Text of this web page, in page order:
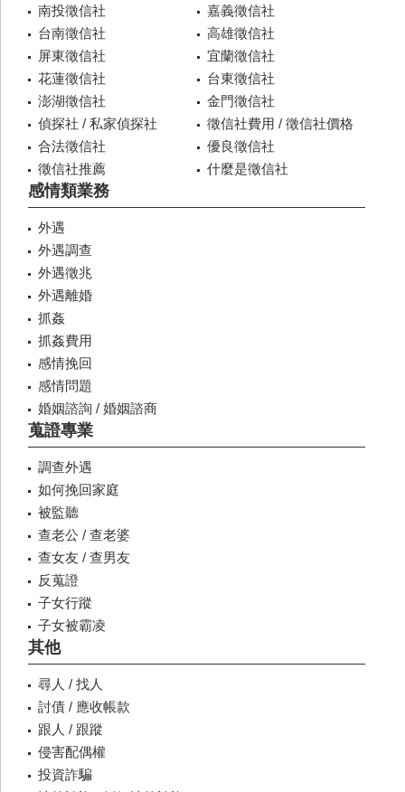
南投徵信社
嘉義徵信社
台南徵信社
高雄徵信社
屏東徵信社
宜蘭徵信社
花蓮徵信社
台東徵信社
澎湖徵信社
金門徵信社
偵探社 / 私家偵探社
徵信社費用 / 徵信社價格
合法徵信社
優良徵信社
徵信社推薦
什麼是徵信社
感情類業務
外遇
外遇調查
外遇徵兆
外遇離婚
抓姦
抓姦費用
感情挽回
感情問題
婚姻諮詢 / 婚姻諮商
蒐證專業
調查外遇
如何挽回家庭
被監聽
查老公 / 查老婆
查女友 / 查男友
反蒐證
子女行蹤
子女被霸凌
其他
尋人 / 找人
討債 / 應收帳款
跟人 / 跟蹤
侵害配偶權
投資詐騙